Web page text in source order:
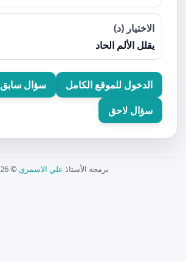
الاختيار (د)
يقلل الألم الحاد
الدخول للموقع الكامل
سؤال سابق
سؤال لاحق
برمجة الأستاذ علي الاسمري © 2026